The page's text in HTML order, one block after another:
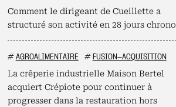
Comment le dirigeant de Cueillette a
structuré son activité en 28 jours chrono
# AGROALIMENTAIRE # FUSION-ACQUISITION
La crêperie industrielle Maison Bertel
acquiert Crépiote pour continuer à
progresser dans la restauration hors